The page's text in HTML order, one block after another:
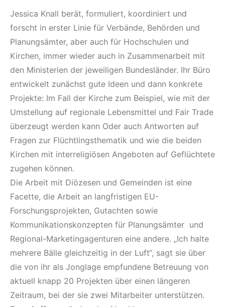
Jessica Knall berät, formuliert, koordiniert und
forscht in erster Linie für Verbände, Behörden und
Planungsämter, aber auch für Hochschulen und
Kirchen, immer wieder auch in Zusammenarbeit mit
den Ministerien der jeweiligen Bundesländer. Ihr Büro
entwickelt zunächst gute Ideen und dann konkrete
Projekte: Im Fall der Kirche zum Beispiel, wie mit der
Umstellung auf regionale Lebensmittel und Fair Trade
überzeugt werden kann Oder auch Antworten auf
Fragen zur Flüchtlingsthematik und wie die beiden
Kirchen mit interreligiösen Angeboten auf Geflüchtete
zugehen können.
Die Arbeit mit Diözesen und Gemeinden ist eine
Facette, die Arbeit an langfristigen EU-
Forschungsprojekten, Gutachten sowie
Kommunikationskonzepten für Planungsämter und
Regional-Marketingagenturen eine andere. „Ich halte
mehrere Bälle gleichzeitig in der Luft“, sagt sie über
die von ihr als Jonglage empfundene Betreuung von
aktuell knapp 20 Projekten über einen längeren
Zeitraum, bei der sie zwei Mitarbeiter unterstützen.